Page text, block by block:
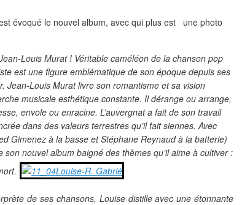
évoqué le nouvel album, avec qui plus est une photo
Louis Murat ! Véritable caméléon de la chanson pop
est une figure emblématique de son époque depuis ses
Jean-Louis Murat livre son romantisme et sa vision
musicale esthétique constante. Il dérange ou arrange,
envole ou enracine. L’auvergnat a fait de son travail
dans des valeurs terrestres qu’il fait siennes. Avec
Gimenez à la basse et Stéphane Reynaud à la batterie)
nouvel album baigné des thèmes qu’il aime à cultiver :
de ses chansons, Louise distille avec une étonnante